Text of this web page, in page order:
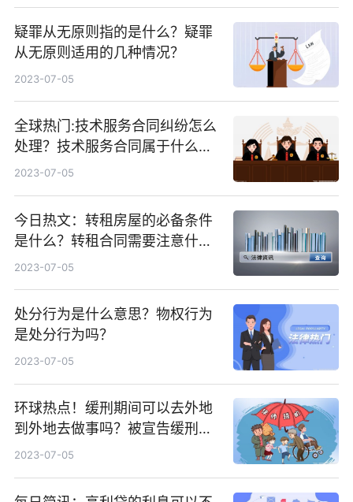
疑罪从无原则指的是什么？疑罪
从无原则适用的几种情况？
2023-07-05
全球热门:技术服务合同纠纷怎么
处理？技术服务合同属于什么合
同？
2023-07-05
今日热文：转租房屋的必备条件
是什么？转租合同需要注意什
么？
2023-07-05
处分行为是什么意思？物权行为
是处分行为吗？
2023-07-05
环球热点！缓刑期间可以去外地
到外地去做事吗？被宣告缓刑的
犯罪分子需要遵循哪些规定？
2023-07-05